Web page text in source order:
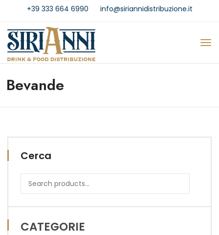
+39 333 664 6990 info@siriannidistribuzione.it
Bevande
Cerca
CATEGORIE